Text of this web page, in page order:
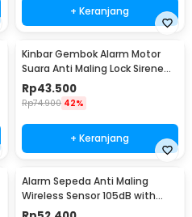
+ Keranjang
Kinbar Gembok Alarm Motor
Suara Anti Maling Lock Sirene
10mm - GA14
Rp43.500
Rp74.900 42%
+ Keranjang
Alarm Sepeda Anti Maling
Wireless Sensor 105dB with
Remote Control - TE-168